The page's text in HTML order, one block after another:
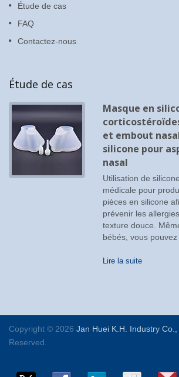
Étude de cas
FAQ
Contactez-nous
Étude de cas
Masque en
et embout
silicone pour
nasal
Utilisation de
médicale pour
pièces en silicone
prévenir les
texture douce.
bébés, vous pouvez
Lire la suite
Copyright © 2026 Jan Huei K.H. Industry Co.,
Reserved.